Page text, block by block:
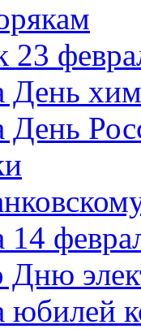
23
День
День
14
юбилей